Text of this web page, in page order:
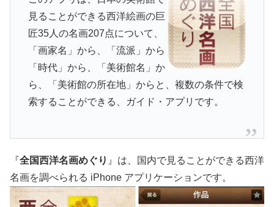
見ることができる西洋絵画の巨
匠35人の名画207点について、
「画家名」から、「流派」から
「時代」から、「美術館名」か
ら、「美術館の所在地」からと、複数の条件で検
索することができる、ガイド・アプリです。
『全国西洋名画めぐり 』は、国内で見ることができる西洋
名画を調べられる iPhone アプリケーションです。